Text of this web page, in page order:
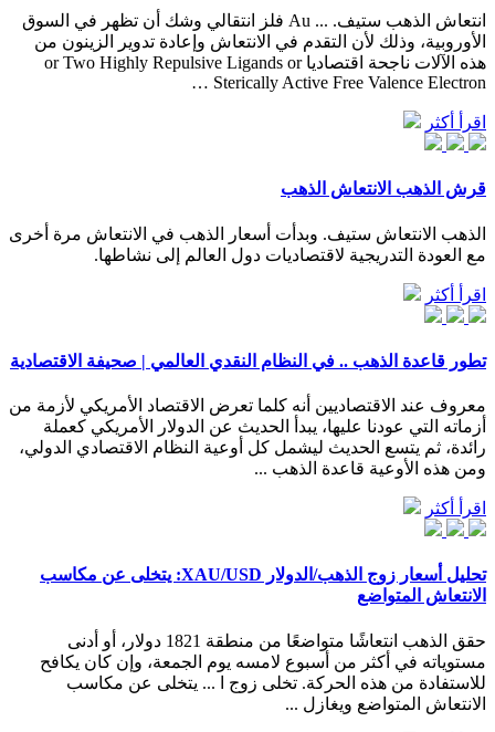
انتعاش الذهب ستيف. ... Au فلز انتقالي وشك أن تظهر في السوق
الأوروبية، وذلك لأن التقدم في الانتعاش وإعادة تدوير الزينون من
هذه الآلات ناجحة اقتصاديا or Two Highly Repulsive Ligands or
Sterically Active Free Valence Electron …
اقرأ أكثر
قرش الذهب الانتعاش الذهب
الذهب الانتعاش ستيف. وبدأت أسعار الذهب في الانتعاش مرة أخرى
مع العودة التدريجية لاقتصاديات دول العالم إلى نشاطها.
اقرأ أكثر
تطور قاعدة الذهب .. في النظام النقدي العالمي | صحيفة الاقتصادية
معروف عند الاقتصاديين أنه كلما تعرض الاقتصاد الأمريكي لأزمة من
أزماته التي عودنا عليها، يبدأ الحديث عن الدولار الأمريكي كعملة
رائدة، ثم يتسع الحديث ليشمل كل أوعية النظام الاقتصادي الدولي،
ومن هذه الأوعية قاعدة الذهب ...
اقرأ أكثر
تحليل أسعار زوج الذهب/الدولار XAU/USD: يتخلى عن مكاسب
الانتعاش المتواضع
حقق الذهب انتعاشًا متواضعًا من منطقة 1821 دولار، أو أدنى
مستوياته في أكثر من أسبوع لامسه يوم الجمعة، وإن كان يكافح
للاستفادة من هذه الحركة. تخلى زوج ا ... يتخلى عن مكاسب
الانتعاش المتواضع ويغازل ...